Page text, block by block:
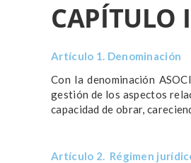
CAPÍTULO
Artículo 1. Denominación
Con la denominación
gestión de los aspectos
capacidad de obrar,
Artículo 2. Régimen